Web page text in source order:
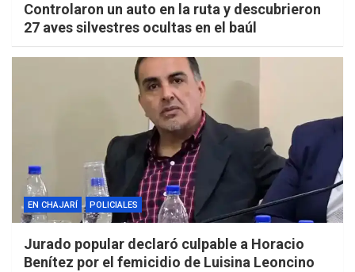
Controlaron un auto en la ruta y descubrieron
27 aves silvestres ocultas en el baúl
EN CHAJARÍ POLICIALES
Jurado popular declaró culpable a Horacio
Benítez por el femicidio de Luisina Leoncino